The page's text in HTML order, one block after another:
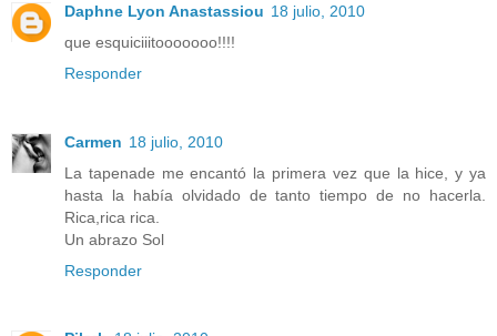
Daphne Lyon Anastassiou 18 julio, 2010
que esquiciiitooooooo!!!!
Responder
Carmen 18 julio, 2010
La tapenade me encantó la primera vez que la hice, y ya
hasta la había olvidado de tanto tiempo de no hacerla.
Rica,rica rica.
Un abrazo Sol
Responder